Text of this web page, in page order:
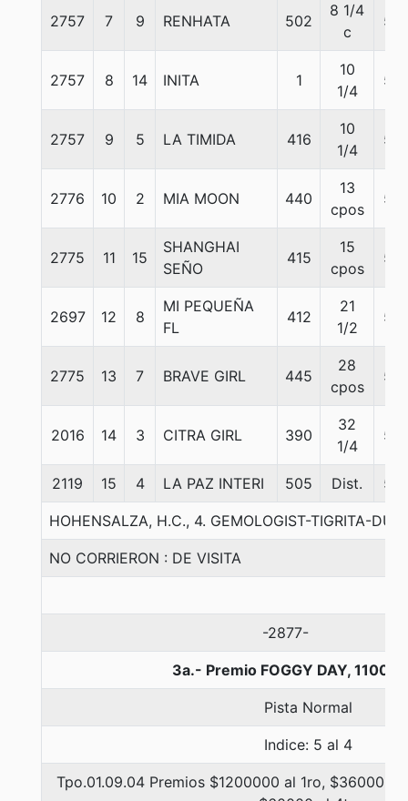
2757 7 9 RENHATA 502
8 1/4
c
55
2757 8 14 INITA 1
10
1/4
55
2757 9 5 LA TIMIDA 416
10
1/4
55
2776 10 2 MIA MOON 440
13
cpos
53
2775 11 15
SHANGHAI
SEÑO
415
15
cpos
55
2697 12 8
MI PEQUEÑA
FL
412
21
1/2
55
2775 13 7 BRAVE GIRL 445
28
cpos
55
2016 14 3 CITRA GIRL 390
32
1/4
55
2119 15 4 LA PAZ INTERI 505 Dist. 55
HOHENSALZA, H.C., 4. GEMOLOGIST-TIGRITA-
NO CORRIERON : DE VISITA
-2877-
3a.- Premio FOGGY DAY, 1100
Pista Normal
Indice: 5 al 4
Tpo.01.09.04 Premios $1200000 al 1ro, $360000